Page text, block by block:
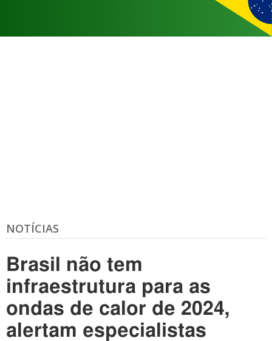
NOTÍCIAS
Brasil não tem
infraestrutura para as
ondas de calor de 2024,
alertam especialistas